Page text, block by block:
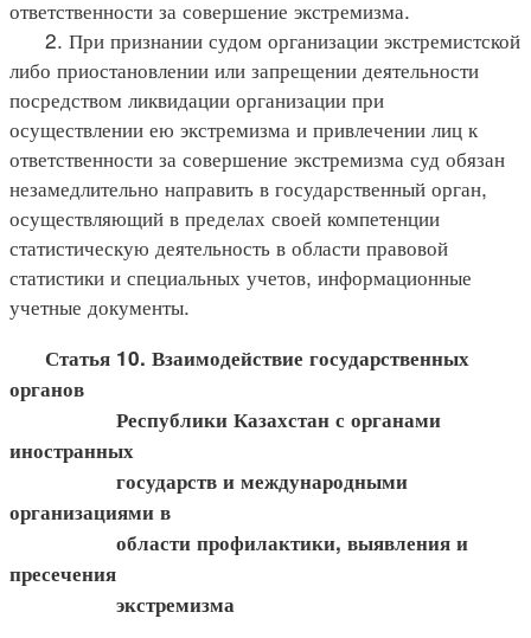
ответственности за совершение экстремизма.
2. При признании судом организации экстремистской
либо приостановлении или запрещении деятельности
посредством ликвидации организации при
осуществлении ею экстремизма и привлечении лиц к
ответственности за совершение экстремизма суд обязан
незамедлительно направить в государственный орган,
осуществляющий в пределах своей компетенции
статистическую деятельность в области правовой
статистики и специальных учетов, информационные
учетные документы.
Статья 10. Взаимодействие государственных
органов
Республики Казахстан с органами
иностранных
государств и международными
организациями в
области профилактики, выявления и
пресечения
экстремизма